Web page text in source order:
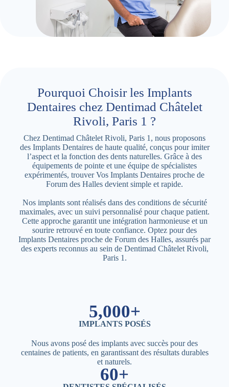
Pourquoi Choisir les Implants
Dentaires chez Dentimad Châtelet
Rivoli, Paris 1 ?
Chez Dentimad Châtelet Rivoli, Paris 1, nous proposons
des Implants Dentaires de haute qualité, conçus pour imiter
l’aspect et la fonction des dents naturelles. Grâce à des
équipements de pointe et une équipe de spécialistes
expérimentés, trouver Vos Implants Dentaires proche de
Forum des Halles devient simple et rapide.
Nos implants sont réalisés dans des conditions de sécurité
maximales, avec un suivi personnalisé pour chaque patient.
Cette approche garantit une intégration harmonieuse et un
sourire retrouvé en toute confiance. Optez pour des
Implants Dentaires proche de Forum des Halles, assurés par
des experts reconnus au sein de Dentimad Châtelet Rivoli,
Paris 1.
5,000+
IMPLANTS POSÉS
Nous avons posé des implants avec succès pour des
centaines de patients, en garantissant des résultats durables
et naturels.
60+